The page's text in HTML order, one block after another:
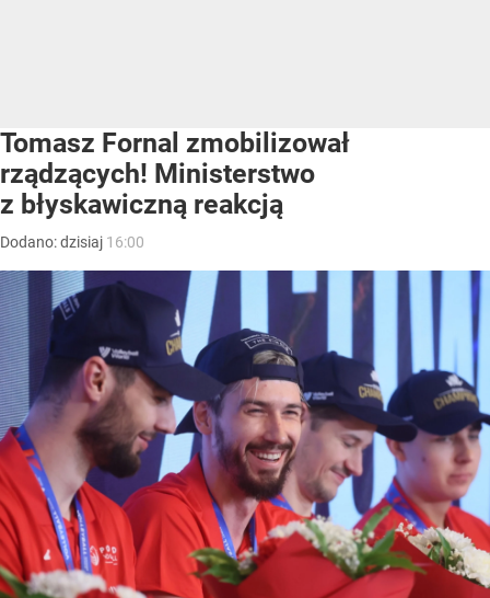
Tomasz Fornal zmobilizował
rządzących! Ministerstwo
z błyskawiczną reakcją
Dodano:dzisiaj 16:00